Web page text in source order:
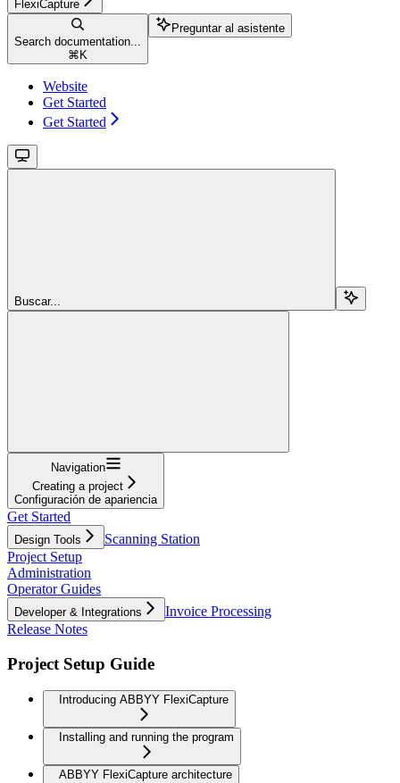
FlexiCapture
Search documentation...
⌘ K
Preguntar al asistente
Website
Get Started
Get Started
Buscar...
Navigation
Creating a project
Configuración de apariencia
Get Started
Design Tools
Scanning Station
Project Setup
Administration
Operator Guides
Developer & Integrations
Invoice Processing
Release Notes
Project Setup Guide
Introducing ABBYY FlexiCapture
Installing and running the program
ABBYY FlexiCapture architecture